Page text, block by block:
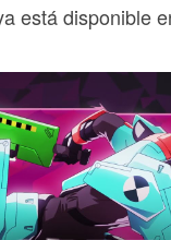
está disponible